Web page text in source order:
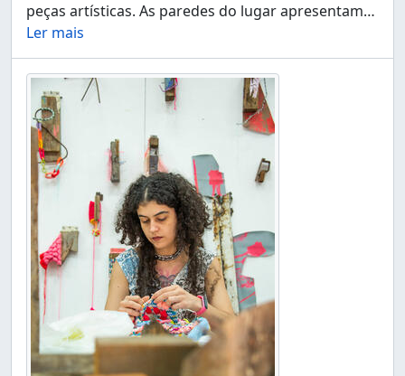
peças artísticas. As paredes do lugar apresentam…
Ler mais